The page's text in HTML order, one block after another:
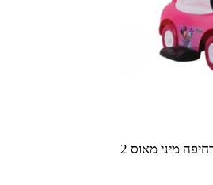
בימבה מוסיקלית + מוט דחיפה מיני מאוס 2